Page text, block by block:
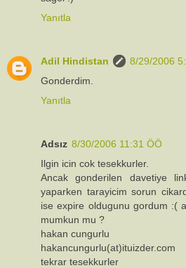
Yanıtla
Adil Hindistan
8/29/2006
Gonderdim.
Yanıtla
Adsız 8/30/2006 11:31 ÖÖ
Ilgin icin cok tesekkurler.
Ancak gonderilen davetiye
yaparken tarayicim sorun
ise expire oldugunu gordum :(
mumkun mu ?
hakan cungurlu
hakancungurlu(at)ituizder.com
tekrar tesekkurler